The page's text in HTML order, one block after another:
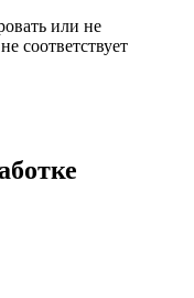
или не
соответствует